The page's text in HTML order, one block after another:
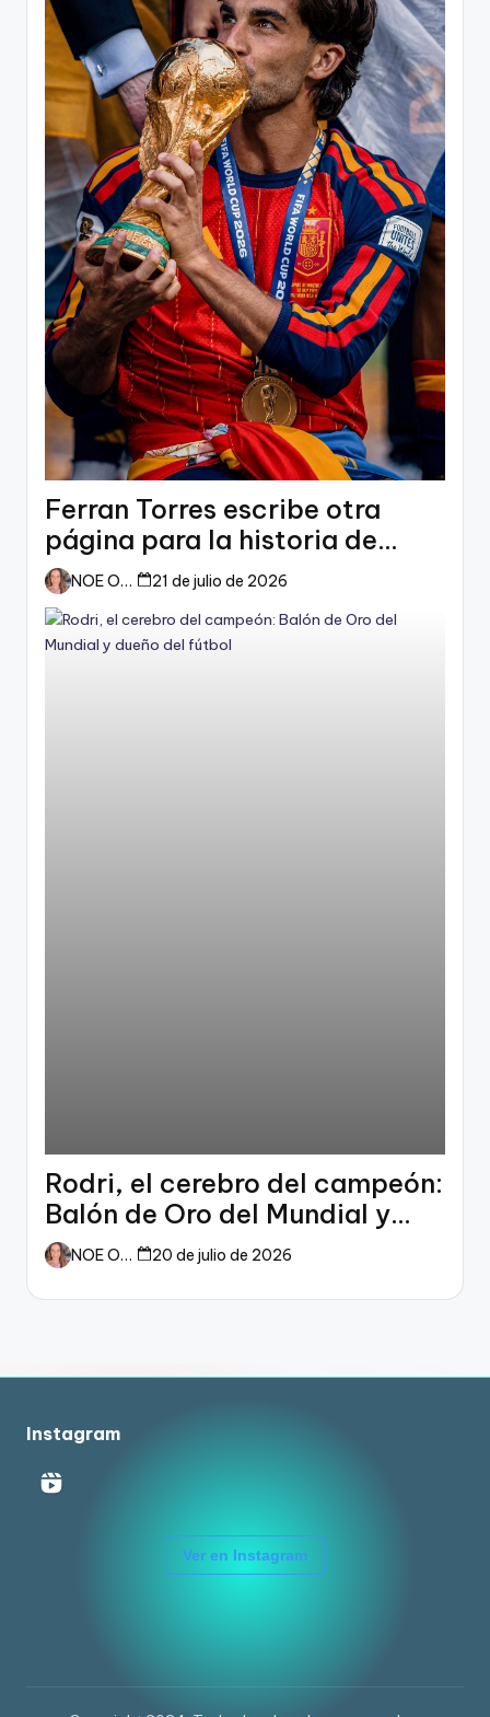
Ferran Torres escribe otra
página para la historia de
España
NOE ORTIZ 21 de julio de 2026
Rodri, el cerebro del campeón:
Balón de Oro del Mundial y
dueño del fútbol
NOE ORTIZ 20 de julio de 2026
Instagram
Ver en Instagram